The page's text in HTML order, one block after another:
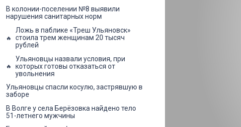
В колонии-поселении №8 выявили
нарушения санитарных норм
Ложь в паблике «Треш Ульяновск»
стоила трем женщинам 20 тысяч
рублей
Ульяновцы назвали условия, при
которых готовы отказаться от
увольнения
Ульяновцы спасли косулю, застрявшую в
заборе
В Волге у села Берёзовка найдено тело
51-летнего мужчины